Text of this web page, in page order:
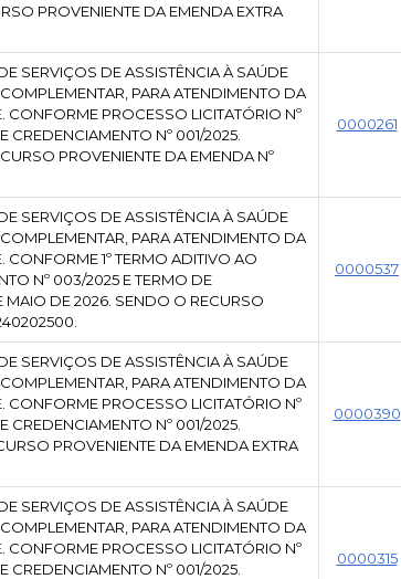
PROVENIENTE DA EMENDA EXTRA
SERVIÇOS DE ASSISTÊNCIA À SAÚDE
PARA ATENDIMENTO DA
PROCESSO LICITATÓRIO Nº
Nº 001/2025.
PROVENIENTE DA EMENDA Nº
0000261
SERVIÇOS DE ASSISTÊNCIA À SAÚDE
PARA ATENDIMENTO DA
1º TERMO ADITIVO AO
Nº 003/2025 E TERMO DE
MAIO DE 2026. SENDO O RECURSO
0000537
SERVIÇOS DE ASSISTÊNCIA À SAÚDE
PARA ATENDIMENTO DA
PROCESSO LICITATÓRIO Nº
Nº 001/2025.
PROVENIENTE DA EMENDA EXTRA
0000390
SERVIÇOS DE ASSISTÊNCIA À SAÚDE
PARA ATENDIMENTO DA
PROCESSO LICITATÓRIO Nº
Nº 001/2025.
0000315